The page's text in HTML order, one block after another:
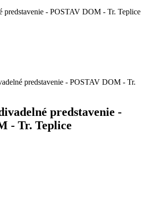
predstavenie - POSTAV DOM - Tr. Teplice
predstavenie - POSTAV DOM - Tr.
predstavenie -
- Tr. Teplice